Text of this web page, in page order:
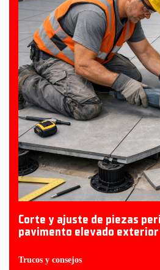
Corte y ajuste de piezas
pavimento elevado exterior
Trucos y consejos